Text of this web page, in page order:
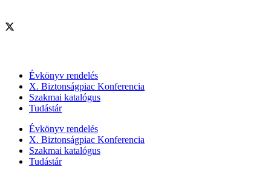
Évkönyv rendelés
X. Biztonságpiac Konferencia
Szakmai katalógus
Tudástár
Évkönyv rendelés
X. Biztonságpiac Konferencia
Szakmai katalógus
Tudástár